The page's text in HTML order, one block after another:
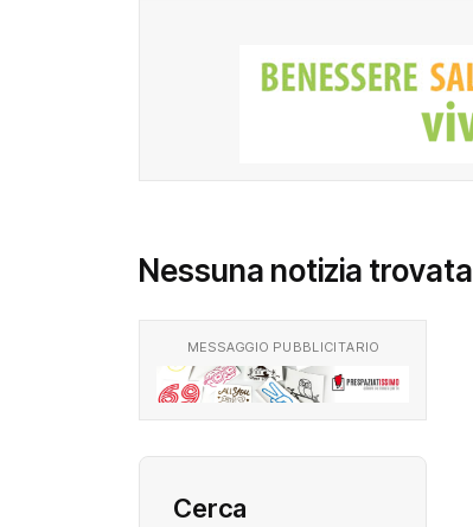
Nessuna notizia trovata
MESSAGGIO PUBBLICITARIO
Cerca